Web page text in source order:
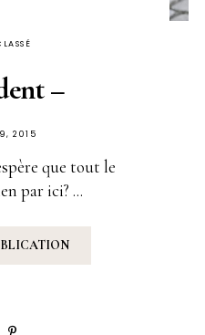
–
2015
que tout le
par ici? ...